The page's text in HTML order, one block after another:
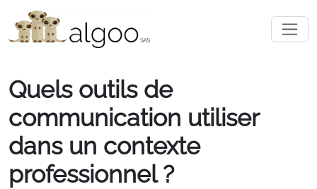
Quels outils de
communication utiliser
dans un contexte
professionnel ?